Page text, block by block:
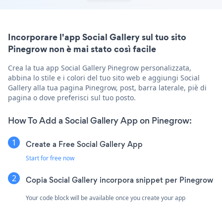
Incorporare l'app Social Gallery sul tuo sito
Pinegrow non è mai stato così facile
Crea la tua app Social Gallery Pinegrow personalizzata,
abbina lo stile e i colori del tuo sito web e aggiungi Social
Gallery alla tua pagina Pinegrow, post, barra laterale, piè di
pagina o dove preferisci sul tuo posto.
How To Add a Social Gallery App on Pinegrow:
Create a Free Social Gallery App
Start for free now
Copia Social Gallery incorpora snippet per Pinegrow
Your code block will be available once you create your app